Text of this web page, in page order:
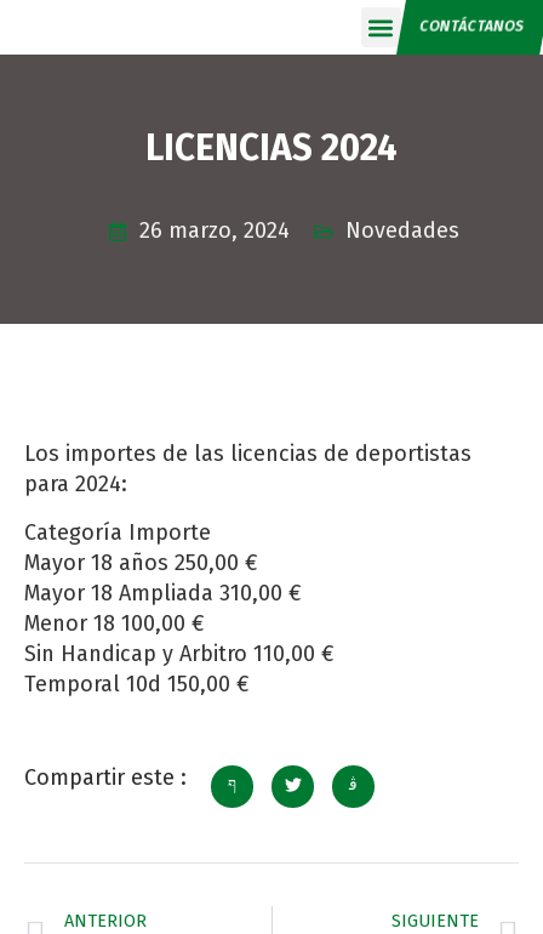
CONTÁCTANOS
LICENCIAS 2024
26 marzo, 2024 Novedades
Los importes de las licencias de deportistas
para 2024:
Categoría Importe
Mayor 18 años 250,00 €
Mayor 18 Ampliada 310,00 €
Menor 18 100,00 €
Sin Handicap y Arbitro 110,00 €
Temporal 10d 150,00 €
Compartir este :
ANTERIOR SIGUIENTE